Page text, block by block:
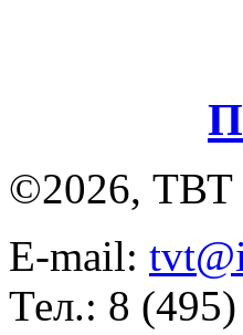
©2026, ТВТ
E-mail:
Тел.: 8